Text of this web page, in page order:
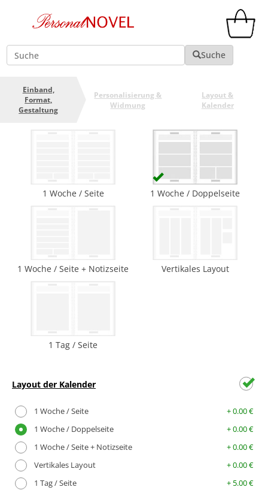
Suche Suche
Einband,
Format,
Gestaltung
Personalisierung &
Widmung
Layout &
Kalender
1 Woche / Seite 1 Woche / Doppelseite
1 Woche / Seite + Notizseite Vertikales Layout
1 Tag / Seite
Layout der Kalender
1 Woche / Seite
+ 0.00 €
1 Woche / Doppelseite
+ 0.00 €
1 Woche / Seite + Notizseite
+ 0.00 €
Vertikales Layout
+ 0.00 €
1 Tag / Seite
+ 5.00 €